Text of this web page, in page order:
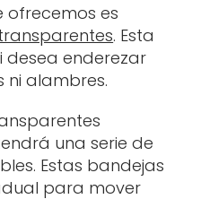
ofrecemos es
. Esta
desea enderezar
ni alambres.
una serie de
Estas bandejas
para mover